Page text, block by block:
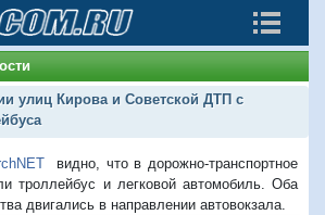
улиц Кирова и Советской ДТП с
видно, что в дорожно-транспортное
троллейбус и легковой автомобиль. Оба
двигались в направлении автовокзала.